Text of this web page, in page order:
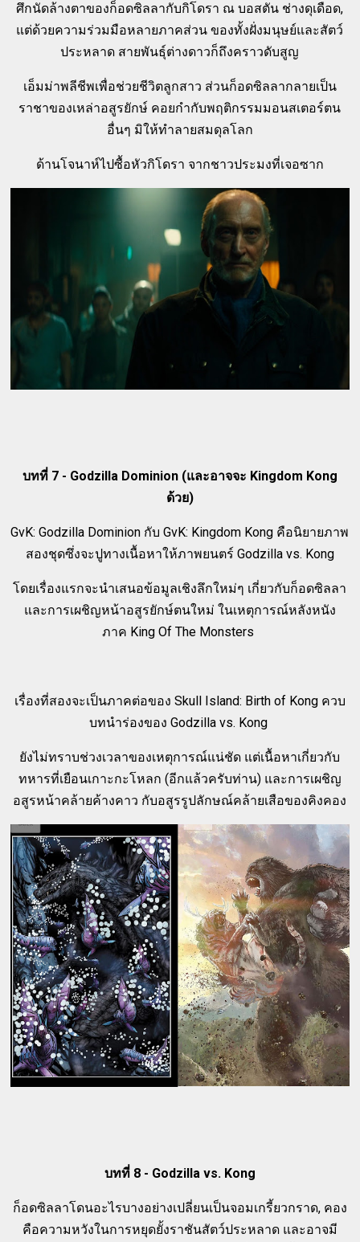
ศึกนัดล้างตาของก็อดซิลลากับกิโดรา ณ บอสตัน ช่างดุเดือด,
แต่ด้วยความร่วมมือหลายภาคส่วน ของทั้งฝั่งมนุษย์และสัตว์
ประหลาด สายพันธุ์ต่างดาวก็ถึงคราวดับสูญ
เอ็มม่าพลีชีพเพื่อช่วยชีวิตลูกสาว ส่วนก็อดซิลลากลายเป็น
ราชาของเหล่าอสูรยักษ์ คอยกำกับพฤติกรรมมอนสเตอร์ตน
อื่นๆ มิให้ทำลายสมดุลโลก
ด้านโจนาห์ไปซื้อหัวกิโดรา จากชาวประมงที่เจอซาก
บทที่ 7 - Godzilla Dominion (และอาจจะ Kingdom Kong
ด้วย)
GvK: Godzilla Dominion กับGvK: Kingdom Kong คือนิยายภาพ
สองชุดซึ่งจะปูทางเนื้อหาให้ภาพยนตร์ Godzilla vs. Kong
โดยเรื่องแรกจะนำเสนอข้อมูลเชิงลึกใหม่ๆ เกี่ยวกับก็อดซิลลา
และการเผชิญหน้าอสูรยักษ์ตนใหม่ ในเหตุการณ์หลังหนัง
ภาค King Of The Monsters
เรื่องที่สองจะเป็นภาคต่อของ Skull Island: Birth of Kong ควบ
บทนำร่องของ Godzilla vs. Kong
ยังไม่ทราบช่วงเวลาของเหตุการณ์แน่ชัด แต่เนื้อหาเกี่ยวกับ
ทหารที่เยือนเกาะกะโหลก (อีกแล้วครับท่าน) และการเผชิญ
อสูรหน้าคล้ายค้างคาว กับอสูรรูปลักษณ์คล้ายเสือของคิงคอง
บทที่ 8 - Godzilla vs. Kong
ก็อดซิลลาโดนอะไรบางอย่างเปลี่ยนเป็นจอมเกรี้ยวกราด, คอง
คือความหวังในการหยุดยั้งราชันสัตว์ประหลาด และอาจมี